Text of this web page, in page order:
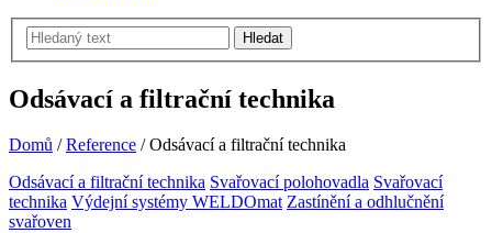
Hledat
Odsávací a filtrační technika
Domů /Reference /Odsávací a filtrační technika
Odsávací a filtrační technika Svařovací polohovadla Svařovací
technika Výdejní systémy WELDOmat Zastínění a odhlučnění
svařoven